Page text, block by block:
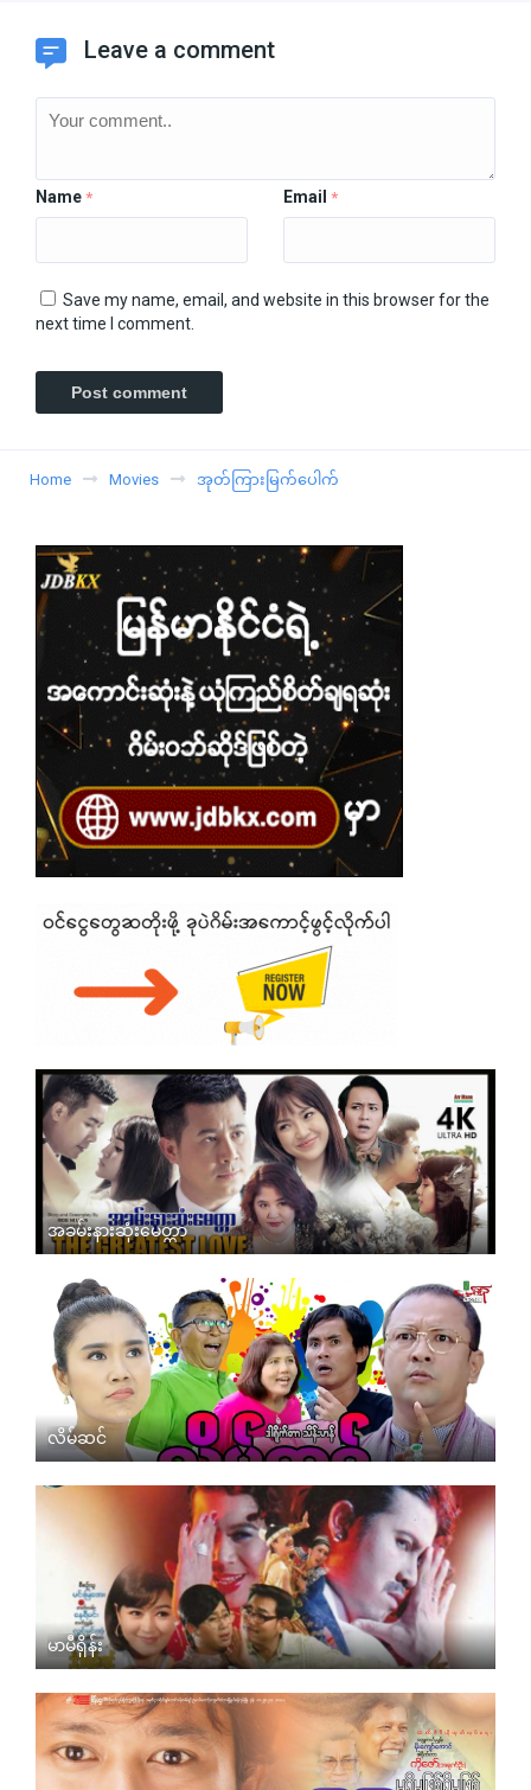
Leave a comment
Name * Email *
Save my name, email, and website in this browser for the
next time I comment.
Home Movies အုတ်ကြားမြက်ပေါက်
အခမ်းနားဆုံးမေတ္တာ
လိမ်ဆင်
မာမီရှိန်း